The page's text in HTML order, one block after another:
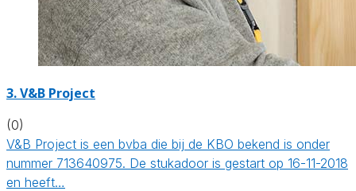
3. V&B Project
(0)
V&B Project is een bvba die bij de KBO bekend is onder
nummer 713640975. De stukadoor is gestart op 16-11-2018
en heeft…